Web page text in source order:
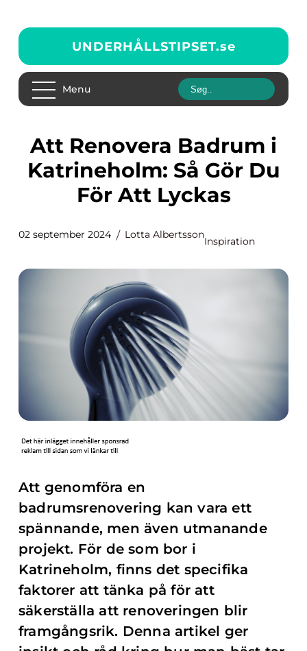
UNDERHÅLLSTIPSET.se
Menu
Att Renovera Badrum i
Katrineholm: Så Gör Du
För Att Lyckas
02 september 2024 Lotta Albertsson
Inspiration
Att genomföra en
badrumsrenovering kan vara ett
spännande, men även utmanande
projekt. För de som bor i
Katrineholm, finns det specifika
faktorer att tänka på för att
säkerställa att renoveringen blir
framgångsrik. Denna artikel ger